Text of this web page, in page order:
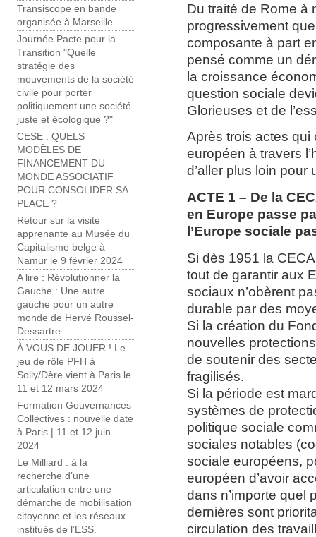
Transiscope en bande
organisée à Marseille
Journée Pacte pour la
Transition "Quelle
stratégie des
mouvements de la société
civile pour porter
politiquement une société
juste et écologique ?"
CESE : QUELS
MODÈLES DE
FINANCEMENT DU
MONDE ASSOCIATIF
POUR CONSOLIDER SA
PLACE ?
Retour sur la visite
apprenante au Musée du
Capitalisme belge à
Namur le 9 février 2024
A lire : Révolutionner la
Gauche : Une autre
gauche pour un autre
monde de Hervé Roussel-
Dessartre
À VOUS DE JOUER ! Le
jeu de rôle PFH à
Solly/Dère vient à Paris le
11 et 12 mars 2024
Formation Gouvernances
Collectives : nouvelle date
à Paris | 11 et 12 juin
2024
Le Milliard : à la
recherche d’une
articulation entre une
démarche de mobilisation
citoyenne et les réseaux
institués de l’ESS.
Du traité de Rome à
progressivement
composante à part
pensé comme un
la croissance
question sociale
Glorieuses et de
Après trois actes qui
européen à travers
d’aller plus loin pour
ACTE 1 – De la
en Europe passe
l’Europe sociale
Si dès 1951 la
tout de garantir aux
sociaux n’obèrent
durable par des
Si la création du
nouvelles
de soutenir des
fragilisés.
Si la période est
systèmes de
politique sociale
sociales notables
sociale européens,
européen d’avoir
dans n’importe
dernières sont
circulation des